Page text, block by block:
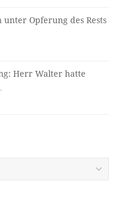
Opferung des Rests
Herr Walter hatte